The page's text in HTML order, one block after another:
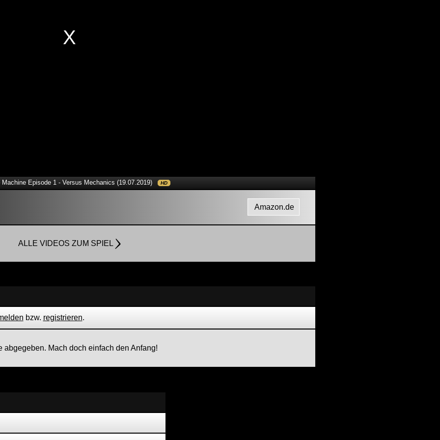
Machine Episode 1 - Versus Mechanics (19.07.2019) HD
Amazon.de
ALLE VIDEOS ZUM SPIEL
bzw. registrieren.
abgegeben. Mach doch einfach den Anfang!